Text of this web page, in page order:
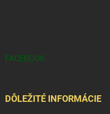
FACEBOOK
DÔLEŽITÉ INFORMÁCIE